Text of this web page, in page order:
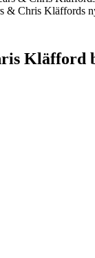
& Chris Kläffords
Kläfford